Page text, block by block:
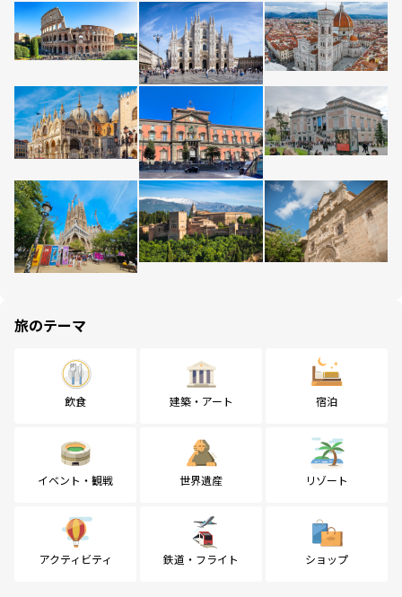
旅のテーマ
飲食 建築・アート 宿泊
イベント・観戦 世界遺産 リゾート
アクティビティ 鉄道・フライト ショップ